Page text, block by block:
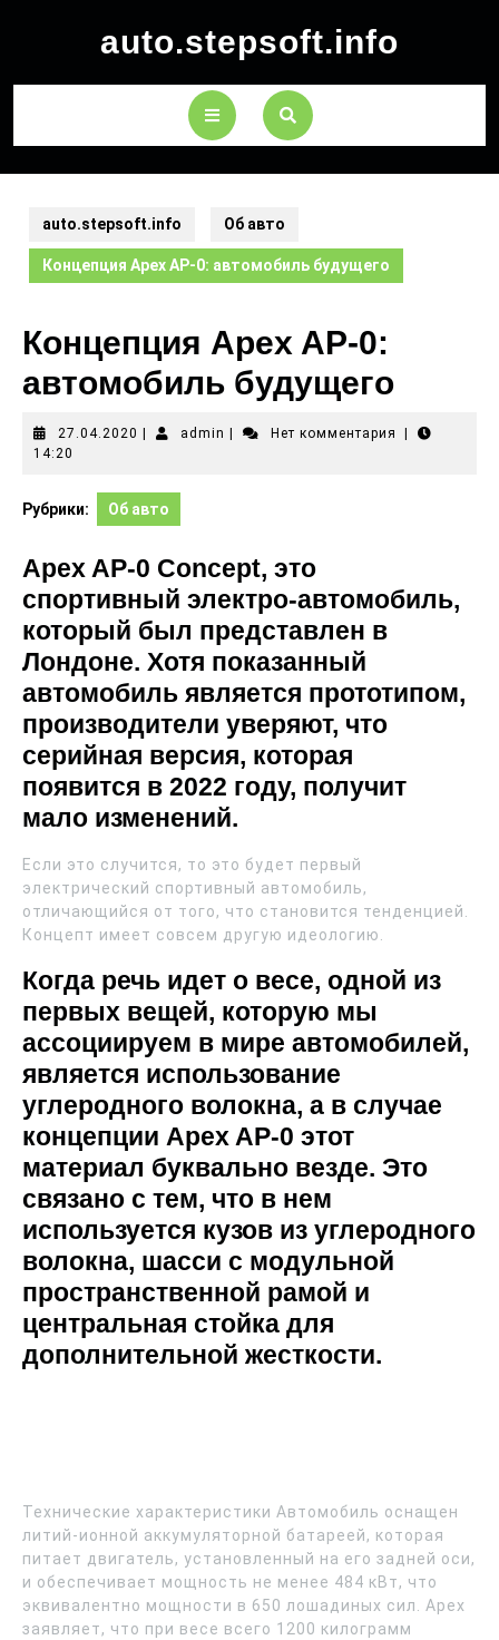
auto.stepsoft.info
auto.stepsoft.info Об авто
Концепция Apex AP-0: автомобиль будущего
Концепция Apex AP-0:
автомобиль будущего
27.04.2020 admin Нет комментария
14:20
Рубрики: Об авто
Apex AP-0 Concept, это
спортивный электро-автомобиль,
который был представлен в
Лондоне. Хотя показанный
автомобиль является прототипом,
производители уверяют, что
серийная версия, которая
появится в 2022 году, получит
мало изменений.
Если это случится, то это будет первый
электрический спортивный автомобиль,
отличающийся от того, что становится тенденцией.
Концепт имеет совсем другую идеологию.
Когда речь идет о весе, одной из
первых вещей, которую мы
ассоциируем в мире автомобилей,
является использование
углеродного волокна, а в случае
концепции Apex AP-0 этот
материал буквально везде. Это
связано с тем, что в нем
используется кузов из углеродного
волокна, шасси с модульной
пространственной рамой и
центральная стойка для
дополнительной жесткости.
Технические характеристики Автомобиль оснащен
литий-ионной аккумуляторной батареей, которая
питает двигатель, установленный на его задней оси,
и обеспечивает мощность не менее 484 кВт, что
эквивалентно мощности в 650 лошадиных сил. Apex
заявляет, что при весе всего 1200 килограмм